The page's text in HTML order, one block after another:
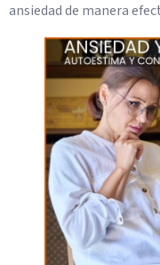
ansiedad de manera